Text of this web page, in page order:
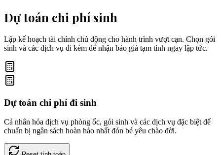
Dự toán chi phí sinh
Lập kế hoạch tài chính chủ động cho hành trình vượt cạn. Chọn gói
sinh và các dịch vụ đi kèm để nhận báo giá tạm tính ngay lập tức.
Dự toán chi phí đi sinh
Cá nhân hóa dịch vụ phòng ốc, gói sinh và các dịch vụ đặc biệt để
chuẩn bị ngân sách hoàn hảo nhất đón bé yêu chào đời.